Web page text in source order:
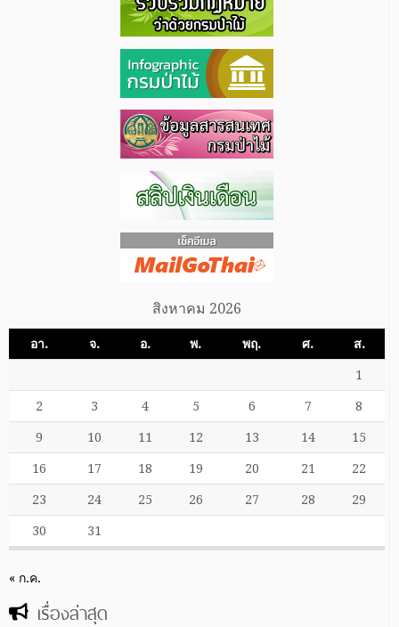
สิงหาคม 2026
อา. จ. อ. พ. พฤ. ศ. ส.
1
2 3 4 5 6 7 8
9 10 11 12 13 14 15
16 17 18 19 20 21 22
23 24 25 26 27 28 29
30 31
« ก.ค.
เรื่องล่าสุด